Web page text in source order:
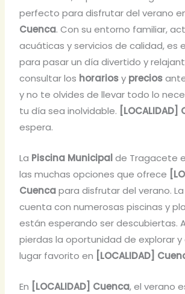
perfecto para disfrutar del verano
Cuenca. Con su entorno familiar,
acuáticas y servicios de calidad, es
para pasar un día divertido y
consultar los horariosy precios
y no te olvides de llevar todo lo
tu día sea inolvidable. [LOCALIDAD]
espera.
La Piscina Municipalde Tragacete
las muchas opciones que ofrece
Cuencapara disfrutar del verano.
cuenta con numerosas piscinas y
están esperando ser descubiertas.
pierdas la oportunidad de explorar
lugar favorito en [LOCALIDAD]
En [LOCALIDAD] Cuenca, el verano